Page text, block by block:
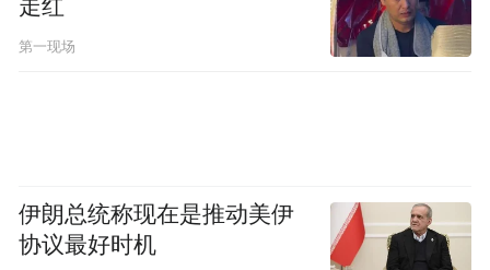
署知情同意书和首例参研者入组，正在积极
有序推进。随着研究的深入推进，ACC017将
紧跟国家政策导向，持续加大研发投入，不
断提升创新能力，积极响应《抗HIV感染药
走红
第一现场
伊朗总统称现在是推动美伊
协议最好时机